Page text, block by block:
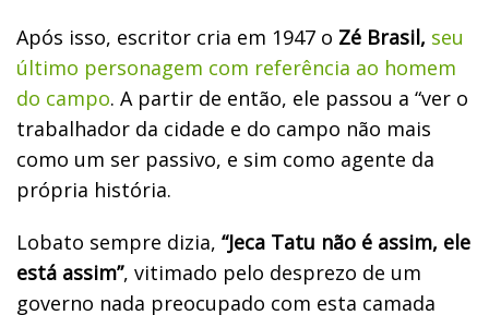
Após isso, escritor cria em 1947 o Zé Brasil, seu
último personagem com referência ao homem
do campo. A partir de então, ele passou a “ver o
trabalhador da cidade e do campo não mais
como um ser passivo, e sim como agente da
própria história.
Lobato sempre dizia, “Jeca Tatu não é assim, ele
está assim”, vitimado pelo desprezo de um
governo nada preocupado com esta camada